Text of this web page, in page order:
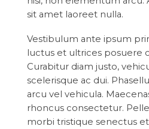
sit amet laoreet nulla.
Vestibulum ante ipsum
luctus et ultrices posuere
Curabitur diam justo,
scelerisque ac dui.
arcu vel vehicula.
rhoncus consectetur.
morbi tristique senectus